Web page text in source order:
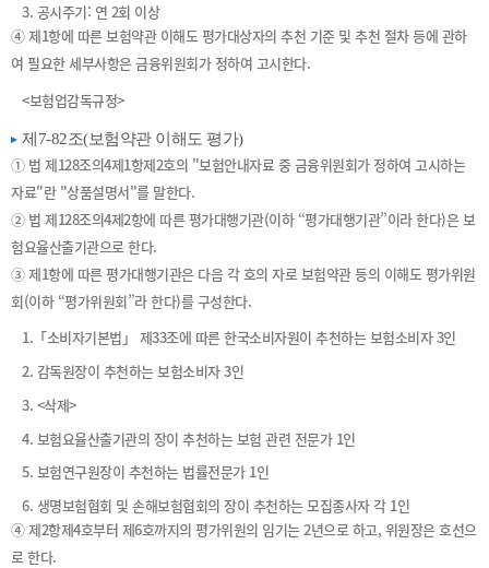
3. 공시주기: 연 2회 이상
④ 제1항에 따른 보험약관 이해도 평가대상자의 추천 기준 및 추천 절차 등에 관하
여 필요한 세부사항은 금융위원회가 정하여 고시한다.
<보험업감독규정>
제7-82조(보험약관 이해도 평가)
① 법 제128조의4제1항제2호의 "보험안내자료 중 금융위원회가 정하여 고시하는
자료"란 "상품설명서"를 말한다.
② 법 제128조의4제2항에 따른 평가대행기관(이하 “평가대행기관”이라 한다)은 보
험요율산출기관으로 한다.
③ 제1항에 따른 평가대행기관은 다음 각 호의 자로 보험약관 등의 이해도 평가위원
회(이하 “평가위원회”라 한다)를 구성한다.
1.「소비자기본법」 제33조에 따른 한국소비자원이 추천하는 보험소비자 3인
2. 감독원장이 추천하는 보험소비자 3인
3. <삭제>
4. 보험요율산출기관의 장이 추천하는 보험 관련 전문가 1인
5. 보험연구원장이 추천하는 법률전문가 1인
6. 생명보험협회 및 손해보험협회의 장이 추천하는 모집종사자 각 1인
④ 제2항제4호부터 제6호까지의 평가위원의 임기는 2년으로 하고, 위원장은 호선으
로 한다.